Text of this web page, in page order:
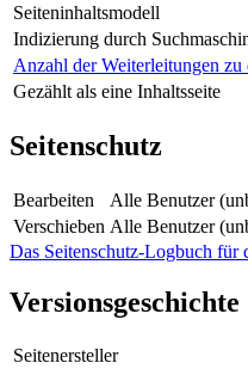
Seiteninhaltsmodell
Indizierung durch
Anzahl der Weiterleitungen zu
Gezählt als eine Inhaltsseite
Seitenschutz
Bearbeiten
Alle Benutzer
Verschieben Alle Benutzer
Das Seitenschutz-Logbuch für
Versionsgeschichte
Seitenersteller